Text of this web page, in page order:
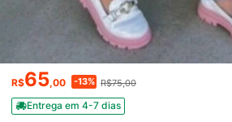
R$65,00 -13% R$75,00
Entrega em 4-7 dias